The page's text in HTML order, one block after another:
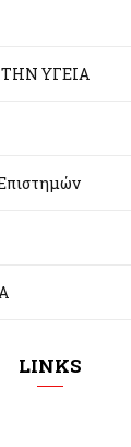
ΥΓΕΙΑ
LINKS